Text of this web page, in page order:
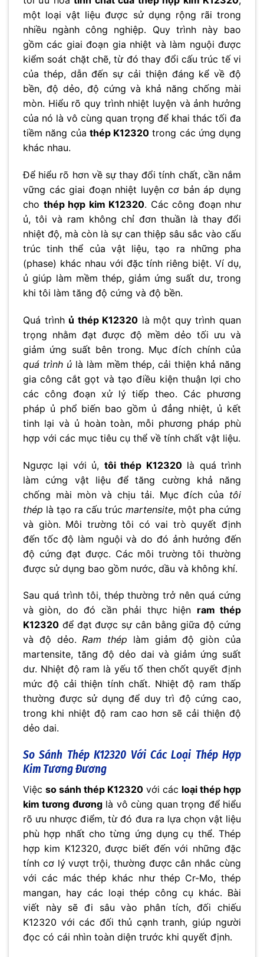
một loại vật liệu được sử dụng rộng rãi trong
nhiều ngành công nghiệp. Quy trình này bao
gồm các giai đoạn gia nhiệt và làm nguội được
kiểm soát chặt chẽ, từ đó thay đổi cấu trúc tế vi
của thép, dẫn đến sự cải thiện đáng kể về độ
bền, độ dẻo, độ cứng và khả năng chống mài
mòn. Hiểu rõ quy trình nhiệt luyện và ảnh hưởng
của nó là vô cùng quan trọng để khai thác tối đa
tiềm năng của thép K12320 trong các ứng dụng
khác nhau.
Để hiểu rõ hơn về sự thay đổi tính chất, cần nắm
vững các giai đoạn nhiệt luyện cơ bản áp dụng
cho thép hợp kim K12320. Các công đoạn như
ủ, tôi và ram không chỉ đơn thuần là thay đổi
nhiệt độ, mà còn là sự can thiệp sâu sắc vào cấu
trúc tinh thể của vật liệu, tạo ra những pha
(phase) khác nhau với đặc tính riêng biệt. Ví dụ,
ủ giúp làm mềm thép, giảm ứng suất dư, trong
khi tôi làm tăng độ cứng và độ bền.
Quá trình ủ thép K12320 là một quy trình quan
trọng nhằm đạt được độ mềm dẻo tối ưu và
giảm ứng suất bên trong. Mục đích chính của
quá trình ủ là làm mềm thép, cải thiện khả năng
gia công cắt gọt và tạo điều kiện thuận lợi cho
các công đoạn xử lý tiếp theo. Các phương
pháp ủ phổ biến bao gồm ủ đẳng nhiệt, ủ kết
tinh lại và ủ hoàn toàn, mỗi phương pháp phù
hợp với các mục tiêu cụ thể về tính chất vật liệu.
Ngược lại với ủ, tôi thép K12320là quá trình
làm cứng vật liệu để tăng cường khả năng
chống mài mòn và chịu tải. Mục đích của tôi
thép là tạo ra cấu trúc martensite, một pha cứng
và giòn. Môi trường tôi có vai trò quyết định
đến tốc độ làm nguội và do đó ảnh hưởng đến
độ cứng đạt được. Các môi trường tôi thường
được sử dụng bao gồm nước, dầu và không khí.
Sau quá trình tôi, thép thường trở nên quá cứng
và giòn, do đó cần phải thực hiện ram thép
K12320 để đạt được sự cân bằng giữa độ cứng
và độ dẻo.Ram thép làm giảm độ giòn của
martensite, tăng độ dẻo dai và giảm ứng suất
dư. Nhiệt độ ram là yếu tố then chốt quyết định
mức độ cải thiện tính chất. Nhiệt độ ram thấp
thường được sử dụng để duy trì độ cứng cao,
trong khi nhiệt độ ram cao hơn sẽ cải thiện độ
dẻo dai.
So Sánh Thép K12320 Với Các Loại Thép Hợp
Kim Tương Đương
Việc so sánh thép K12320 với các loại thép hợp
kim tương đươnglà vô cùng quan trọng để hiểu
rõ ưu nhược điểm, từ đó đưa ra lựa chọn vật liệu
phù hợp nhất cho từng ứng dụng cụ thể. Thép
hợp kim K12320, được biết đến với những đặc
tính cơ lý vượt trội, thường được cân nhắc cùng
với các mác thép khác như thép Cr-Mo, thép
mangan, hay các loại thép công cụ khác. Bài
viết này sẽ đi sâu vào phân tích, đối chiếu
K12320 với các đối thủ cạnh tranh, giúp người
đọc có cái nhìn toàn diện trước khi quyết định.